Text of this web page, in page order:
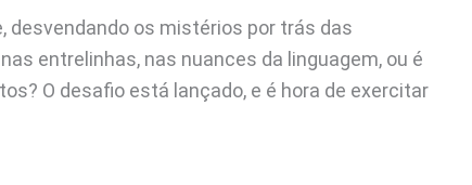
desvendando os mistérios por trás das
entrelinhas, nas nuances da linguagem, ou é
O desafio está lançado, e é hora de exercitar